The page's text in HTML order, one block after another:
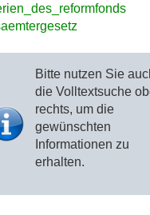
Bitte nutzen Sie
die Volltextsuche
rechts, um die
gewünschten
Informationen zu
erhalten.